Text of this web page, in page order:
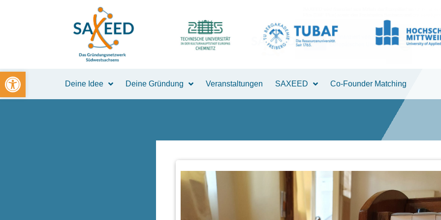
Open toolbar
Deine Idee Deine Gründung Veranstaltungen SAXEED Co-Founder Matching